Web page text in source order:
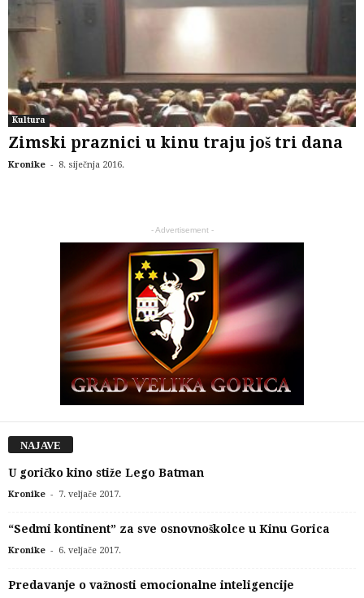
Kultura
Zimski praznici u kinu traju još tri dana
Kronike - 8. siječnja 2016.
- Advertisement -
NAJAVE
U goričko kino stiže Lego Batman
Kronike - 7. veljače 2017.
“Sedmi kontinent” za sve osnovnoškolce u Kinu Gorica
Kronike - 6. veljače 2017.
Predavanje o važnosti emocionalne inteligencije